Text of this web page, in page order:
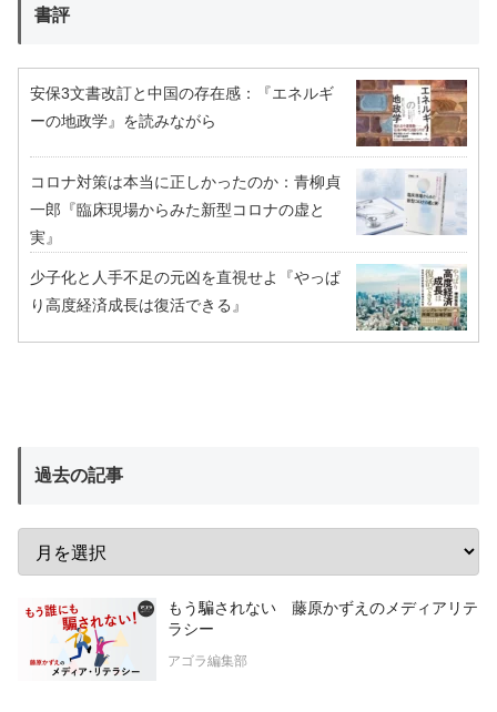
書評
安保3文書改訂と中国の存在感：『エネルギ
ーの地政学』を読みながら
コロナ対策は本当に正しかったのか：青柳貞
一郎『臨床現場からみた新型コロナの虚と
実』
少子化と人手不足の元凶を直視せよ『やっぱ
り高度経済成長は復活できる』
過去の記事
もう騙されない 藤原かずえのメディアリテ
ラシー
アゴラ編集部